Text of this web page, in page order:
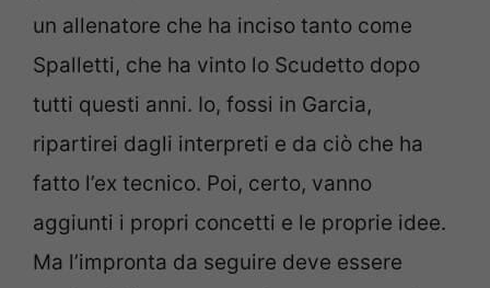
un allenatore che ha inciso tanto come
Spalletti, che ha vinto lo Scudetto dopo
tutti questi anni. Io, fossi in Garcia,
ripartirei dagli interpreti e da ciò che ha
fatto l’ex tecnico. Poi, certo, vanno
aggiunti i propri concetti e le proprie idee.
Ma l’impronta da seguire deve essere